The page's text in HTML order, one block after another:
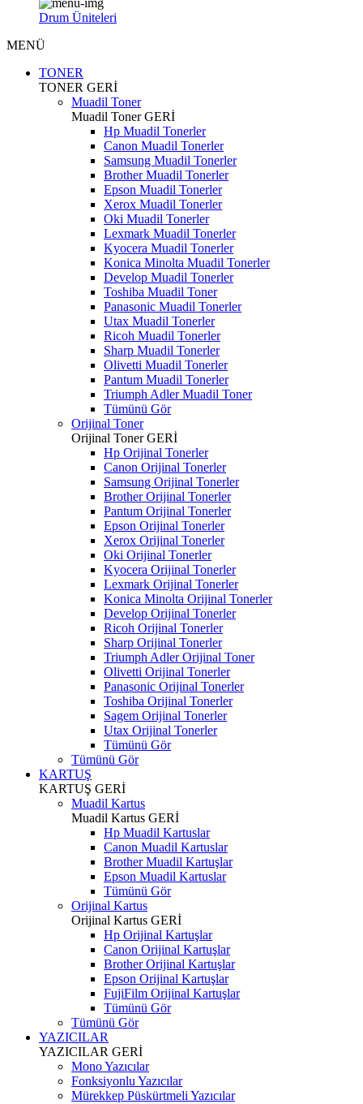
Drum Üniteleri
MENÜ
TONER
TONER GERİ
Muadil Toner
Muadil TonerGERİ
Hp Muadil Tonerler
Canon Muadil Tonerler
Samsung Muadil Tonerler
Brother Muadil Tonerler
Epson Muadil Tonerler
Xerox Muadil Tonerler
Oki Muadil Tonerler
Lexmark Muadil Tonerler
Kyocera Muadil Tonerler
Konica Minolta Muadil Tonerler
Develop Muadil Tonerler
Toshiba Muadil Toner
Panasonic Muadil Tonerler
Utax Muadil Tonerler
Ricoh Muadil Tonerler
Sharp Muadil Tonerler
Olivetti Muadil Tonerler
Pantum Muadil Tonerler
Triumph Adler Muadil Toner
Tümünü Gör
Orijinal Toner
Orijinal TonerGERİ
Hp Orijinal Tonerler
Canon Orijinal Tonerler
Samsung Orijinal Tonerler
Brother Orijinal Tonerler
Pantum Orijinal Tonerler
Epson Orijinal Tonerler
Xerox Orijinal Tonerler
Oki Orijinal Tonerler
Kyocera Orijinal Tonerler
Lexmark Orijinal Tonerler
Konica Minolta Orijinal Tonerler
Develop Orijinal Tonerler
Ricoh Orijinal Tonerler
Sharp Orijinal Tonerler
Triumph Adler Orijinal Toner
Olivetti Orijinal Tonerler
Panasonic Orijinal Tonerler
Toshiba Orijinal Tonerler
Sagem Orijinal Tonerler
Utax Orijinal Tonerler
Tümünü Gör
Tümünü Gör
KARTUŞ
KARTUŞ GERİ
Muadil Kartus
Muadil Kartus GERİ
Hp Muadil Kartuslar
Canon Muadil Kartuslar
Brother Muadil Kartuşlar
Epson Muadil Kartuslar
Tümünü Gör
Orijinal Kartus
Orijinal Kartus GERİ
Hp Orijinal Kartuşlar
Canon Orijinal Kartuşlar
Brother Orijinal Kartuşlar
Epson Orijinal Kartuşlar
FujiFilm Orijinal Kartuşlar
Tümünü Gör
Tümünü Gör
YAZICILAR
YAZICILAR GERİ
Mono Yazıcılar
Fonksiyonlu Yazıcılar
Mürekkep Püskürtmeli Yazıcılar